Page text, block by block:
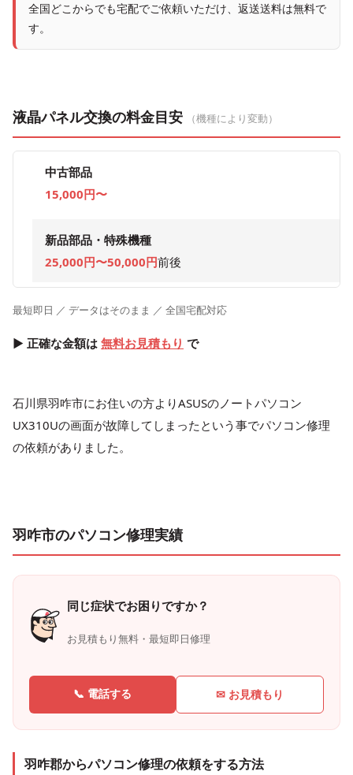
全国どこからでも宅配でご依頼いただけ、返送送料は無料で
す。
液晶パネル交換の料金目安 （機種により変動）
中古部品
15,000円〜
新品部品・特殊機種
25,000円〜50,000円前後
最短即日 ／ データはそのまま ／ 全国宅配対応
▶ 正確な金額は 無料お見積もり で
石川県羽咋市にお住いの方よりASUSのノートパソコン
UX310Uの画面が故障してしまったという事でパソコン修理
の依頼がありました。
羽咋市のパソコン修理実績
同じ症状でお困りですか？
お見積もり無料・最短即日修理
📞 電話する ✉ お見積もり
羽咋郡からパソコン修理の依頼をする方法